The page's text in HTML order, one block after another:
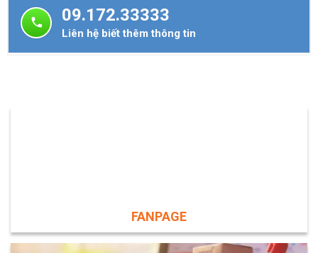
09.172.33333
Liên hệ biết thêm thông tin
FANPAGE